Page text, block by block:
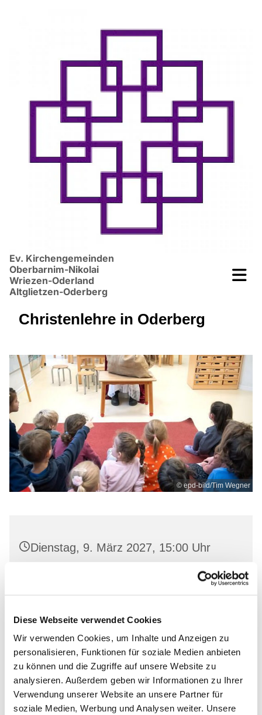
Diese Webseite verwendet Cookies
Wir verwenden Cookies, um Inhalte und Anzeigen zu
personalisieren, Funktionen für soziale Medien anbieten
zu können und die Zugriffe auf unsere Website zu
analysieren. Außerdem geben wir Informationen zu Ihrer
Verwendung unserer Website an unsere Partner für
soziale Medien, Werbung und Analysen weiter. Unsere
Ev. Kirchengemeinden
Oberbarnim-Nikolai
Wriezen-Oderland
Altglietzen-Oderberg
Christenlehre in Oderberg
© epd-bild/Tim Wegner
Dienstag, 9. März 2027, 15:00 Uhr
Oderberg